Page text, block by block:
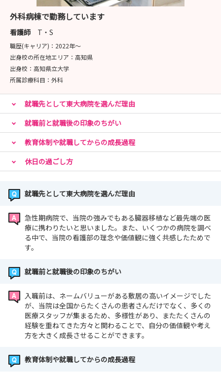
電 話 03-5800-6520 (看護部直通) 平日 8：30～17：00
外科病棟で勤務しています
看護師 T・S
職歴(キャリア)： 2022年〜
出身校の所在地エリア： 高知県
出身校： 高知県立大学
所属診療科目： 外科
就職先として東大病院を選んだ理由
就職前と就職後の印象のちがい
教育体制や就職してからの成長過程
休日の過ごし方
就職先として東大病院を選んだ理由
急性期病院で、当院の強みでもある臓器移植など最先端の医
療に携わりたいと思いました。また、いくつかの病院を調べ
る中で、当院の看護部の理念や価値観に強く共感したためで
す。
就職前と就職後の印象のちがい
入職前は、ネームバリューがある敷居の高いイメージでした
が、当院は全国からたくさんの患者さんだけでなく、多くの
医療スタッフが集まるため、多様性があり、またたくさんの
経験を重ねてきた方々と関わることで、自分の価値観や考え
方を大きく成長させることができます。
教育体制や就職してからの成長過程